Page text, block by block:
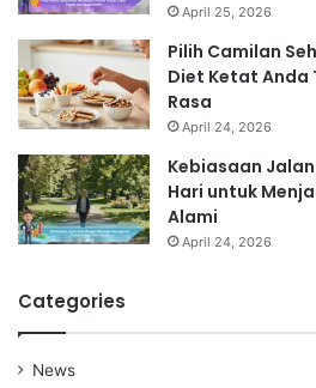
April 25, 2026
Pilih Camilan
Diet Ketat Anda
Rasa
April 24, 2026
Kebiasaan
Hari untuk
Alami
April 24, 2026
Categories
News